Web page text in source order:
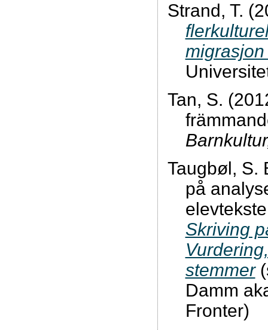
Strand, T.
Tan, S.
Taugbøl, S.
på
Skriving
stemmer
Damm
Fronter)